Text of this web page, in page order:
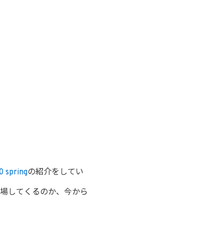
springの紹介をしてい
してくるのか、今から